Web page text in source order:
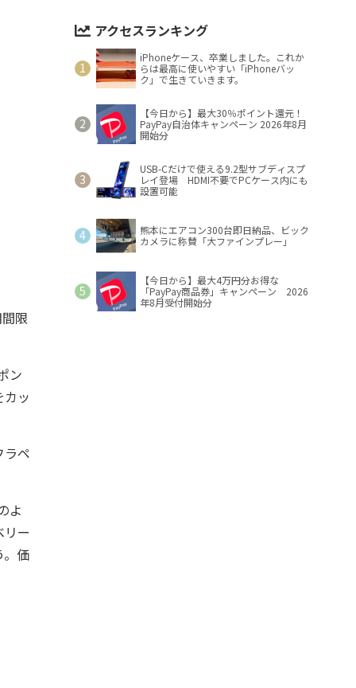
限
ン
ッ
ラペ
よ
ー
。価
アクセスランキング
iPhoneケース、卒業しました。これか
らは最高に使いやすい「iPhoneバッ
ク」で生きていきます。
【今日から】最大30％ポイント還元！
PayPay自治体キャンペーン 2026年8月
開始分
USB-Cだけで使える9.2型サブディスプ
レイ登場 HDMI不要でPCケース内にも
設置可能
熊本にエアコン300台即日納品、ビック
カメラに称賛「大ファインプレー」
【今日から】最大4万円分お得な
「PayPay商品券」キャンペーン 2026
年8月受付開始分